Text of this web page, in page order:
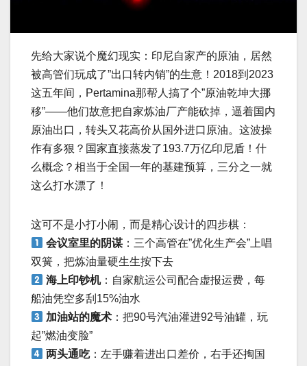
先给大家说个魔幻现实：印尼自家产的原油，居然
被高管们玩成了”出口转内销”的生意！2018到2023
这五年间，Pertamina那帮人搞了个”原油乾坤大挪
移”——他们故意把自家炼油厂产能砍掉，逼着国内
原油出口，转头又花高价从国外进口原油。这波操
作有多狠？国家直接蒸发了193.7万亿印尼盾！什
么概念？相当于全国一年的基建预算，三分之一就
这么打水漂了！
这可不是小打小闹，而是精心设计的四步棋：
会议室里的阴谋：三个高管在”优化生产会”上唱
双簧，把炼油量硬生生按下去
海上印钞机：自家航运公司配合虚报运费，每
船油凭空多刮15%油水
加油站的魔术 ：把90号汽油灌进92号油罐，玩
起”燃油变脸”
两头通吃：左手赚着进出口差价，右手还掏国